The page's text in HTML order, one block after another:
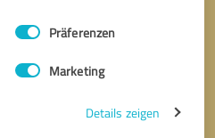
Präferenzen
Marketing
Details zeigen